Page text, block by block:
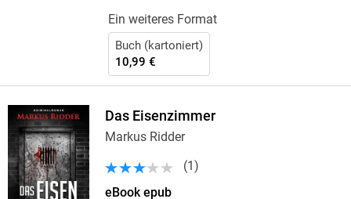
Ein weiteres Format
Buch (kartoniert)
10,99 €
Das Eisenzimmer
Markus Ridder
(1 )
eBook epub